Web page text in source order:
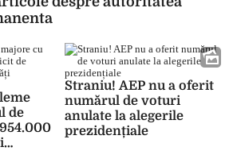
de
Straniu! AEP nu a oferit
numărul de voturi
anulate la alegerile
prezidențiale